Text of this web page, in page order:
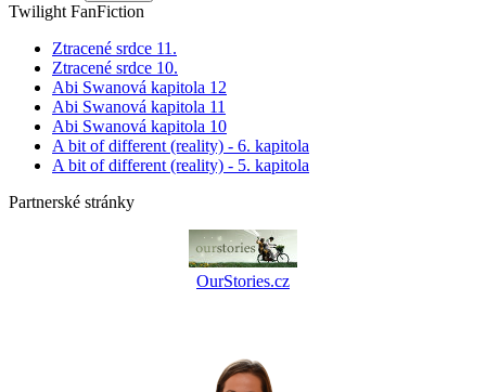
Twilight FanFiction
Ztracené srdce 11.
Ztracené srdce 10.
Abi Swanová kapitola 12
Abi Swanová kapitola 11
Abi Swanová kapitola 10
A bit of different (reality) - 6. kapitola
A bit of different (reality) - 5. kapitola
Partnerské stránky
OurStories.cz